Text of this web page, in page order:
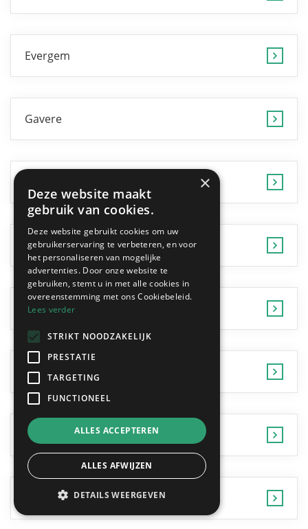
Evergem
Gavere
Geraardsbergen
Haaltert
Hamme
Herzele
Kaprijke
×
Deze website maakt
gebruik van cookies.
Deze website gebruikt cookies om uw
gebruikerservaring te verbeteren, en voor
het personaliseren van mogelijke
advertenties. Door onze website te
gebruiken, stemt u in met alle cookies in
overeenstemming met ons Cookiebeleid.
Lees verder
STRIKT NOODZAKELIJK
PRESTATIE
TARGETING
FUNCTIONEEL
ALLES ACCEPTEREN
ALLES AFWIJZEN
DETAILS WEERGEVEN